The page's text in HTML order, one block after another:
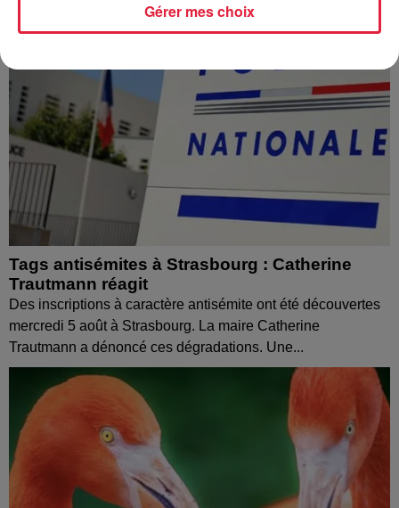
Tags antisémites à Strasbourg : Catherine
Trautmann réagit
Des inscriptions à caractère antisémite ont été découvertes
mercredi 5 août à Strasbourg. La maire Catherine
Trautmann a dénoncé ces dégradations. Une...
Gérer mes choix